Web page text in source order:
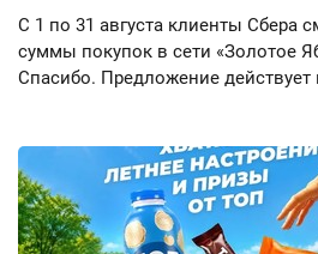
С 1 по 31 августа клиенты Сбера
суммы покупок в сети «Золотое
Спасибо. Предложение действует